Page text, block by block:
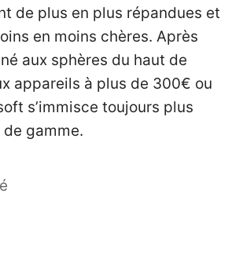
de plus en plus répandues et
en moins chères. Après
aux sphères du haut de
appareils à plus de 300€ ou
s’immisce toujours plus
de gamme.